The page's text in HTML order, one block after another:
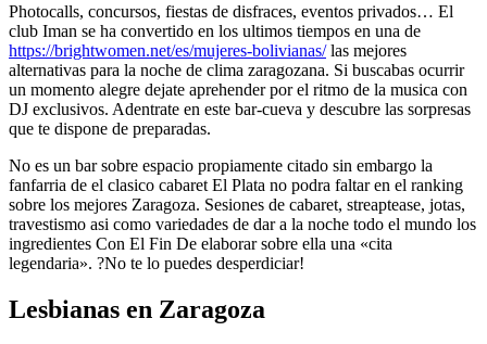
Photocalls, concursos, fiestas de disfraces, eventos privados… El
club Iman se ha convertido en los ultimos tiempos en una de
https://brightwomen.net/es/mujeres-bolivianas/las mejores
alternativas para la noche de clima zaragozana. Si buscabas ocurrir
un momento alegre dejate aprehender por el ritmo de la musica con
DJ exclusivos. Adentrate en este bar-cueva y descubre las sorpresas
que te dispone de preparadas.
No es un bar sobre espacio propiamente citado sin embargo la
fanfarria de el clasico cabaret El Plata no podra faltar en el ranking
sobre los mejores Zaragoza. Sesiones de cabaret, streaptease, jotas,
travestismo asi­ como variedades de dar a la noche todo el mundo los
ingredientes Con El Fin De elaborar sobre ella una «cita
legendaria». ?No te lo puedes desperdiciar!
Lesbianas en Zaragoza